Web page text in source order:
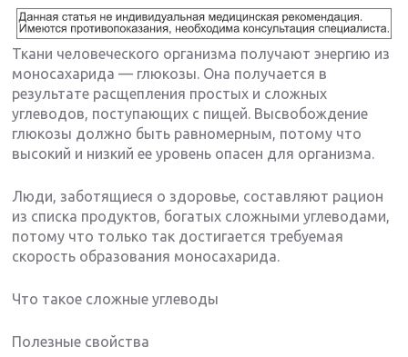
Ткани человеческого организма получают энергию из
моносахарида — глюкозы. Она получается в
результате расщепления простых и сложных
углеводов, поступающих с пищей. Высвобождение
глюкозы должно быть равномерным, потому что
высокий и низкий ее уровень опасен для организма.
Люди, заботящиеся о здоровье, составляют рацион
из списка продуктов, богатых сложными углеводами,
потому что только так достигается требуемая
скорость образования моносахарида.
Что такое сложные углеводы
Полезные свойства